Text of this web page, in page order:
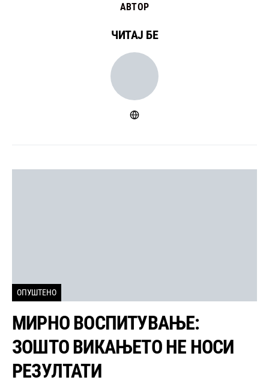
АВТОР
ЧИТАЈ БЕ
ОПУШТЕНО
МИРНО ВОСПИТУВАЊЕ:
ЗОШТО ВИКАЊЕТО НЕ НОСИ
РЕЗУЛТАТИ